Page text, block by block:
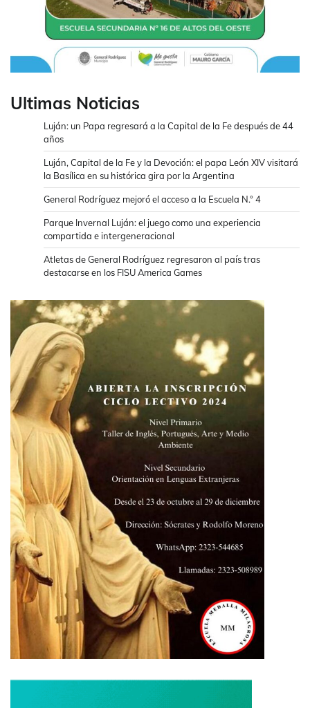
Ultimas Noticias
Luján: un Papa regresará a la Capital de la Fe después de 44
años
Luján, Capital de la Fe y la Devoción: el papa León XIV visitará
la Basílica en su histórica gira por la Argentina
General Rodríguez mejoró el acceso a la Escuela N.° 4
Parque Invernal Luján: el juego como una experiencia
compartida e intergeneracional
Atletas de General Rodríguez regresaron al país tras
destacarse en los FISU America Games